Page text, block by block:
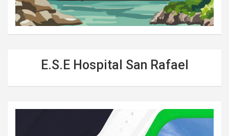
E.S.E Hospital San Rafael